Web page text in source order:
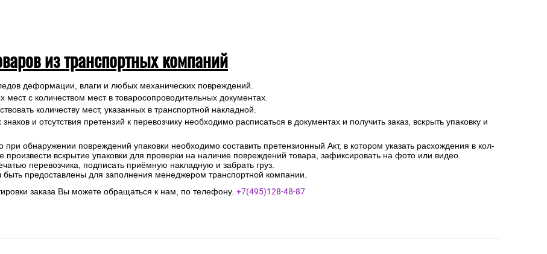
из транспортных компаний
деформации, влаги и любых механических повреждений.
мест с количеством мест в товаросопроводительных документах.
количеству мест, указанных в транспортной накладной.
и отсутствия претензий к перевозчику необходимо расписаться в документах и получить заказ, вскрыть упаковку и
при обнаружении повреждений упаковки необходимо составить претензионный Акт, в котором указать расхождения в кол-
произвести вскрытие упаковки для проверки на наличие повреждений товара, зафиксировать на фото или видео.
перевозчика, подписать приёмную накладную и забрать груз.
предоставлены для заполнения менеджером транспортной компании.
заказа Вы можете обращаться к нам, по телефону. +7(495)128-48-87